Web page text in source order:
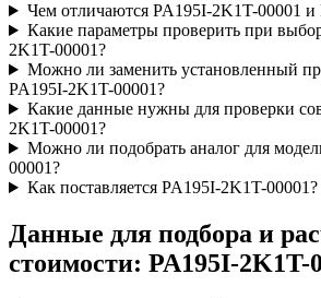
Чем отличаются PA195I-2K1T-00001
Какие параметры проверить при
2K1T-00001?
Можно ли заменить установленный
PA195I-2K1T-00001?
Какие данные нужны для проверки
2K1T-00001?
Можно ли подобрать аналог для
00001?
Как поставляется PA195I-2K1T-00001?
Данные для подбора и
стоимости: PA195I-2K1T-